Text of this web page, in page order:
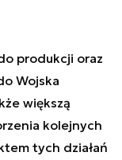
produkcji oraz
Wojska
większą
kolejnych
tych działań